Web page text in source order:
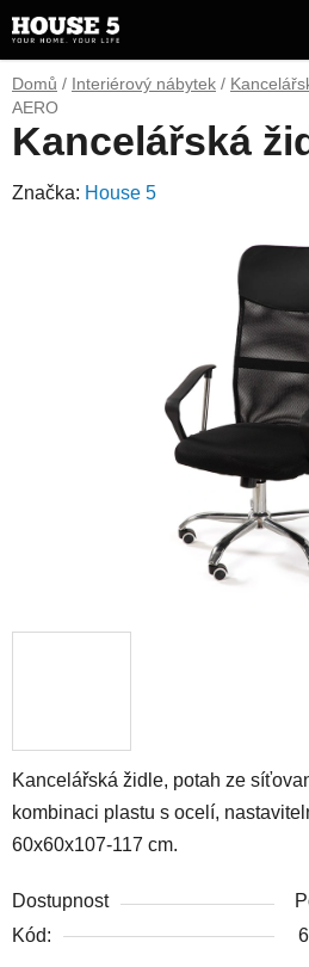
na
obsah
Domů / Interiérový nábytek /
AERO
Kancelářská židle, potah ze
kombinaci plastu s ocelí,
60x60x107-117 cm.
Dostupnost
Kód:
Kancelářská
Značka: House 5